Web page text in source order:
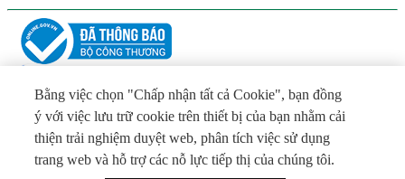
Chịu trách nhiệm chính: ông Đỗ Hữu Hào – Phó Tổng Giám Đốc
Địa chỉ: Quốc lộ 1A, Khu phố Tường Khánh, Phường Khánh
Hậu, Tỉnh Tây Ninh
Tel: (+84 272) 3511801 - Email:VNInfo@laviewater.com
Giấy phép số 5139/GP-SVHTTDL ngày 16/07/2026 do Sở Văn
Bằng việc chọn "Chấp nhận tất cả Cookie", bạn đồng
ý với việc lưu trữ cookie trên thiết bị của bạn nhằm cải
thiện trải nghiệm duyệt web, phân tích việc sử dụng
trang web và hỗ trợ các nỗ lực tiếp thị của chúng tôi.